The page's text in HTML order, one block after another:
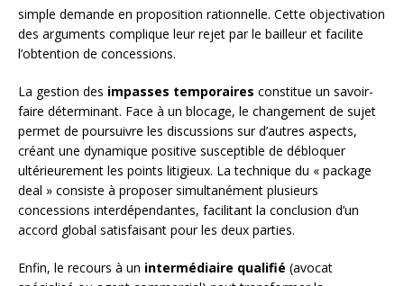
simple demande en proposition rationnelle. Cette objectivation
des arguments complique leur rejet par le bailleur et facilite
l’obtention de concessions.
La gestion des impasses temporaires constitue un savoir-
faire déterminant. Face à un blocage, le changement de sujet
permet de poursuivre les discussions sur d’autres aspects,
créant une dynamique positive susceptible de débloquer
ultérieurement les points litigieux. La technique du « package
deal » consiste à proposer simultanément plusieurs
concessions interdépendantes, facilitant la conclusion d’un
accord global satisfaisant pour les deux parties.
Enfin, le recours à un intermédiaire qualifié (avocat